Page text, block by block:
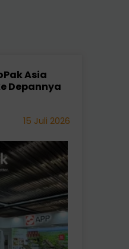
Asia
Depannya
15 Juli 2026